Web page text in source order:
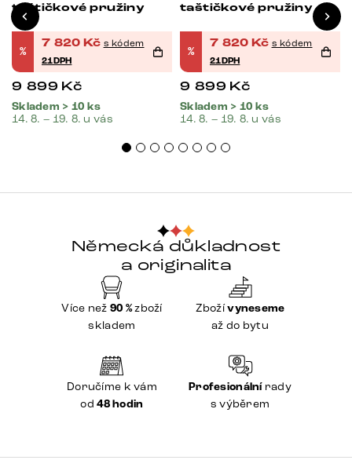
taštičkové pružiny
%
7 820 Kč s kódem
21DPH
9 899 Kč
Skladem > 10 ks
14. 8. – 19. 8. u vás
taštičkové pružiny
%
7 820 Kč s kódem
21DPH
9 899 Kč
Skladem > 10 ks
14. 8. – 19. 8. u vás
Německá důkladnost
a originalita
Více než 90 %zboží
skladem
Zbožívyneseme
až do bytu
Doručíme k vám
od48 hodin
Profesionálnírady
s výběrem